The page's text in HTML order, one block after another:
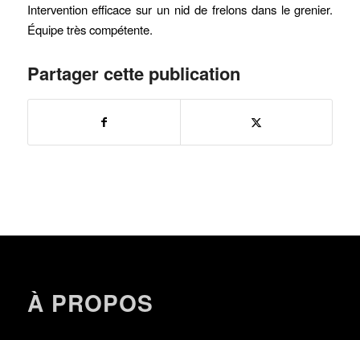
Intervention efficace sur un nid de frelons dans le grenier.
Équipe très compétente.
Partager cette publication
À PROPOS